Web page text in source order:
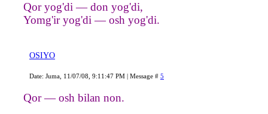
Qor yog'di — don yog'di,
Yomg'ir yog'di — osh yog'di.
OSIYO
Date: Juma, 11/07/08, 9:11:47 PM | Message # 5
Qor — osh bilan non.